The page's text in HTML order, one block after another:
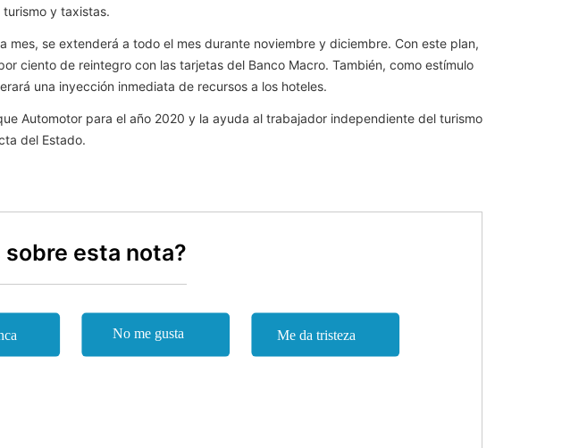
y taxistas.
se extenderá a todo el mes durante noviembre y diciembre. Con este plan,
ciento de reintegro con las tarjetas del Banco Macro. También, como estímulo
una inyección inmediata de recursos a los hoteles.
Automotor para el año 2020 y la ayuda al trabajador independiente del turismo
del Estado.
esta nota?